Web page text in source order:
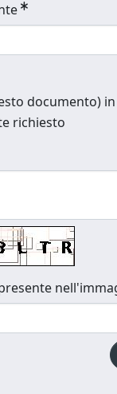
documento)
richiesto